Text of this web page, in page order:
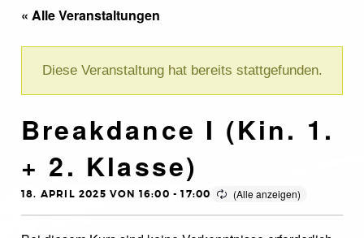
« Alle Veranstaltungen
Diese Veranstaltung hat bereits stattgefunden.
Breakdance I (Kin. 1.
+ 2. Klasse)
18. APRIL 2025 VON 16:00 -17:00